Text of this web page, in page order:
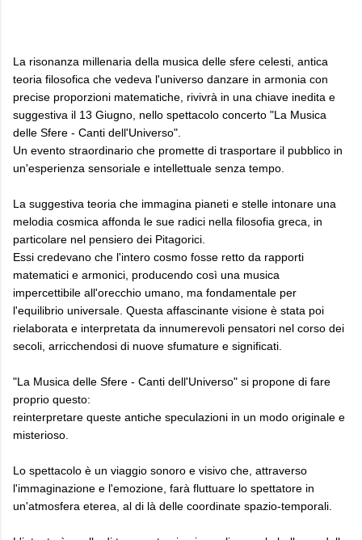
La risonanza millenaria della musica delle sfere celesti, antica
teoria filosofica che vedeva l'universo danzare in armonia con
precise proporzioni matematiche, rivivrà in una chiave inedita e
suggestiva il 13 Giugno, nello spettacolo concerto "La Musica
delle Sfere - Canti dell'Universo".
Un evento straordinario che promette di trasportare il pubblico in
un'esperienza sensoriale e intellettuale senza tempo.
La suggestiva teoria che immagina pianeti e stelle intonare una
melodia cosmica affonda le sue radici nella filosofia greca, in
particolare nel pensiero dei Pitagorici.
Essi credevano che l'intero cosmo fosse retto da rapporti
matematici e armonici, producendo così una musica
impercettibile all'orecchio umano, ma fondamentale per
l'equilibrio universale. Questa affascinante visione è stata poi
rielaborata e interpretata da innumerevoli pensatori nel corso dei
secoli, arricchendosi di nuove sfumature e significati.
"La Musica delle Sfere - Canti dell'Universo" si propone di fare
proprio questo:
reinterpretare queste antiche speculazioni in un modo originale e
misterioso.
Lo spettacolo è un viaggio sonoro e visivo che, attraverso
l'immaginazione e l'emozione, farà fluttuare lo spettatore in
un'atmosfera eterea, al di là delle coordinate spazio-temporali.